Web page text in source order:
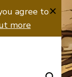
agree to
more